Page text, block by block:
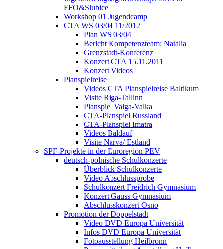
FFO&Slubice
Workshop 01 Jugendcamp
CTA WS 03/04 11/2012
Plan WS 03/04
Bericht Kompetenzteam: Natalia
Grenzstadt-Konferenz
Konzert CTA 15.11.2011
Konzert Videos
Planspielreise
Videos CTA Planspielreise Baltikum
Visite Riga-Tallinn
Planspiel Valga-Valka
CTA-Planspiel Russland
CTA-Planspiel Imatra
Videos Baldauf
Visite Narva/ Estland
SPF-Projekte in der Euroregion PEV
deutsch-polnische Schulkonzerte
Überblick Schulkonzerte
Video Abschlussprobe
Schulkonzert Freidrich Gymnasium
Konzert Gauss Gymnasium
Abschlusskonzert Osno
Promotion der Doppelstadt
Video DVD Europa Universität
Infos DVD Europa Universität
Fotoausstellung Heilbronn